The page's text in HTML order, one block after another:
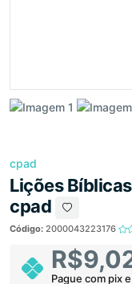
cpad
Lições
cpad
Código: 2000043223176
Pague com pix